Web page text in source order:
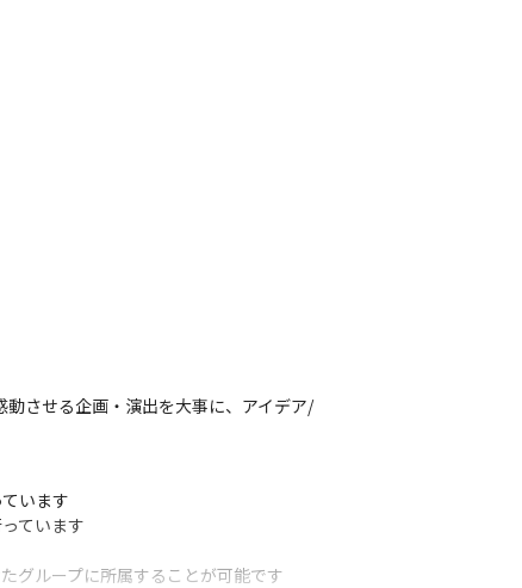
させる企画・演出を大事に、アイデア/
います
ています
グループに所属することが可能です